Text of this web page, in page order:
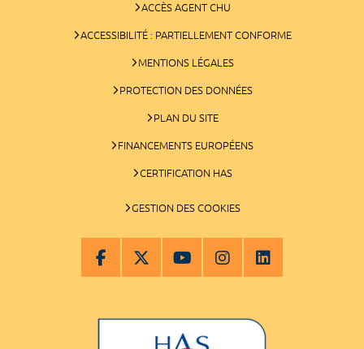
ACCÈS AGENT CHU
ACCESSIBILITÉ : PARTIELLEMENT CONFORME
MENTIONS LÉGALES
PROTECTION DES DONNÉES
PLAN DU SITE
FINANCEMENTS EUROPÉENS
CERTIFICATION HAS
GESTION DES COOKIES